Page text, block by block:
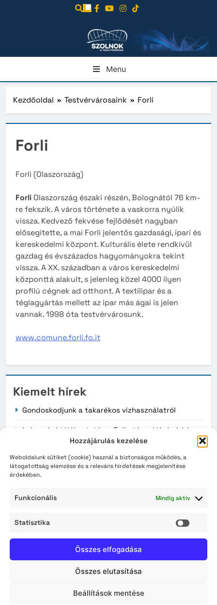
Hozzájárulás kezelése
Weboldalunk sütiket (cookie) használ a biztonságos működés, a
látogatottság elemzése és a releváns hirdetések megjelenítése
érdekében.
Funkcionális Mindig aktív
Statisztika
Összes elfogadása
Összes elutasítása
Beállítások mentése
Menu
Kezdőoldal Testvérvárosaink Forli
Forli
Forli (Olaszország)
Forli Olaszország északi részén, Bolognától 76 km-
re fekszik. A város története a vaskorra nyúlik
vissza. Kedvező fekvése fejlődését nagyban
elősegítette, a mai Forli jelentős gazdasági, ipari és
kereskedelmi központ. Kulturális élete rendkívül
gazdag és évszázados hagyományokra tekint
vissza. A XX. században a város kereskedelmi
központtá alakult, s jelenleg közel 4000 ilyen
profilú cégnek ad otthont. A textilipar és a
téglagyártás mellett az ipar más ágai is jelen
vannak. 1998 óta testvérvárosunk.
www.comune.forli.fo.it
Kiemelt hírek
Gondoskodjunk a takarékos vízhasználatról
Lakossági tájékoztatás – Zajhatással járó vízi és
Érvényüket vesztik a régi, könyv formátumú
személyazonosító igazolványok augusztus 3-án